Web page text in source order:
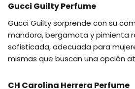
Gucci Guilty Perfume
Gucci Guilty sorprende con su
mandora, bergamota y pimienta
sofisticada, adecuada para
mismas que buscan una opción
CH Carolina Herrera Perfume